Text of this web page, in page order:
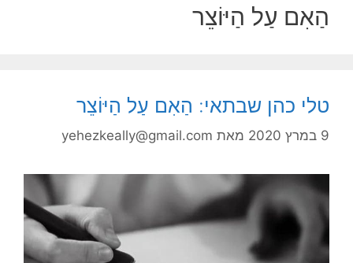
הַאִם עַל הַיּוֹצֵר
טלי כהן שבתאי: הַאִם עַל הַיּוֹצֵר
9 במרץ 2020 מאת yehezkeally@gmail.com